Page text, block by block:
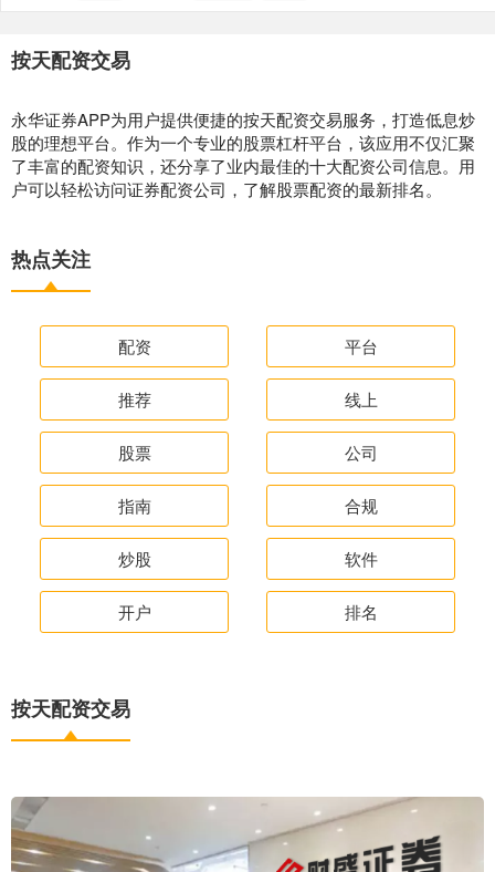
按天配资交易
永华证券APP为用户提供便捷的按天配资交易服务，打造低息炒
股的理想平台。作为一个专业的股票杠杆平台，该应用不仅汇聚
了丰富的配资知识，还分享了业内最佳的十大配资公司信息。用
户可以轻松访问证券配资公司，了解股票配资的最新排名。
热点关注
配资 平台
推荐 线上
股票 公司
指南 合规
炒股 软件
开户 排名
按天配资交易